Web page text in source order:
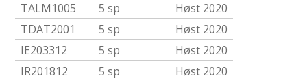
TALM1005
5 sp
Høst 2020
TDAT2001
5 sp
Høst 2020
IE203312
5 sp
Høst 2020
IR201812
5 sp
Høst 2020